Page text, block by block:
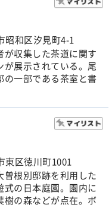
昭和区汐見町4-1
が収集した茶道に関す
が展示されている。尾
の一部である茶室と書
東区徳川町1001
曽根別邸跡を利用した
式の日本庭園。園内に
樹の森などが点在。ボ